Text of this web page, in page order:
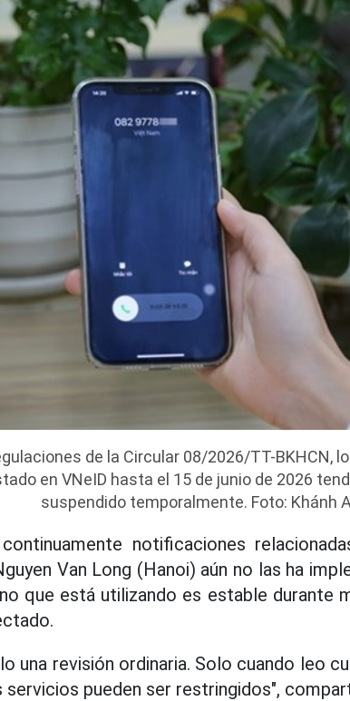
de la Circular 08/2026/TT-BKHCN,
en VNeID hasta el 15 de junio de 2026
suspendido temporalmente. Foto: Khánh
notificaciones
Van Long (Hanoi) aún no las ha
que está utilizando es estable durante
una revisión ordinaria. Solo cuando leo
servicios pueden ser restringidos",